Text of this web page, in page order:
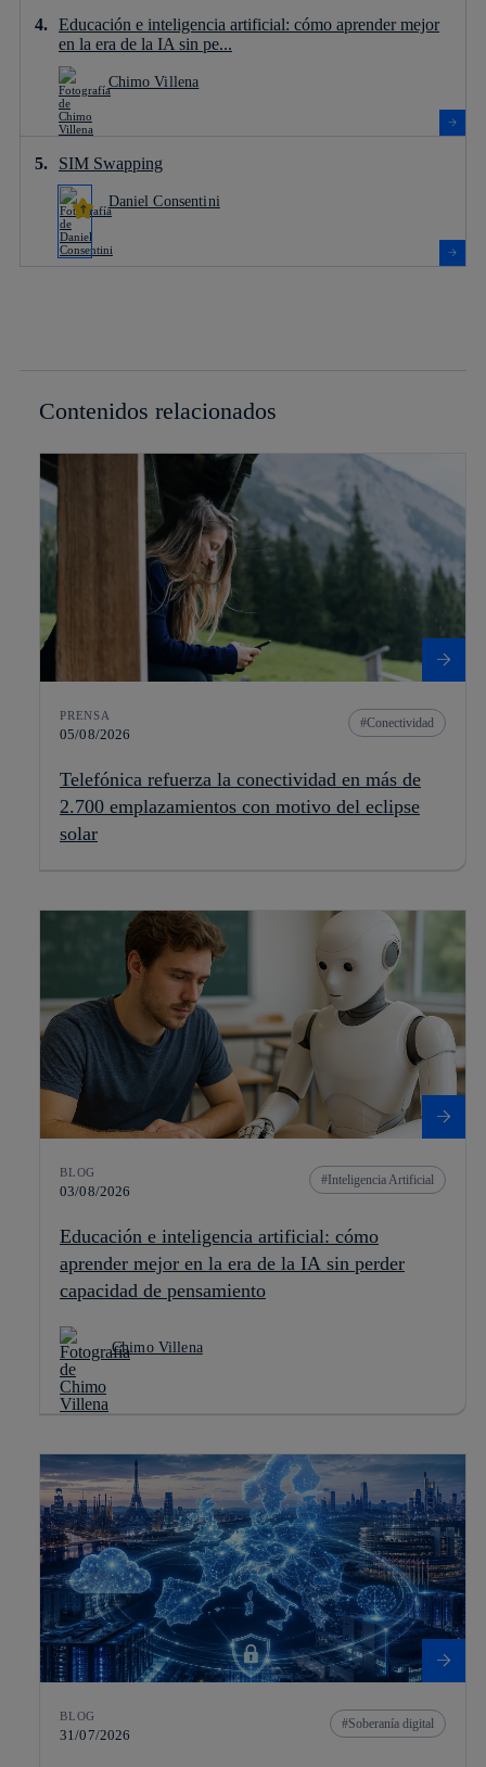
Educación e inteligencia artificial: cómo aprender mejor
en la era de la IA sin pe...
Chimo Villena
SIM Swapping
Daniel Consentini
Contenidos relacionados
PRENSA
05/08/2026
Conectividad
Telefónica refuerza la conectividad en más de
2.700 emplazamientos con motivo del eclipse
solar
BLOG
03/08/2026
Inteligencia Artificial
Educación e inteligencia artificial: cómo
aprender mejor en la era de la IA sin perder
capacidad de pensamiento
Chimo Villena
BLOG
31/07/2026
Soberanía digital